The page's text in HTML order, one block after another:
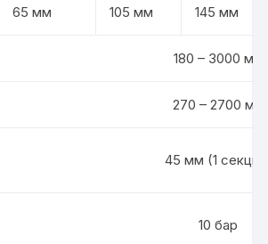
65 мм 105 мм 145 мм
180 – 3000 мм
270 – 2700 мм
45 мм (1
10 бар